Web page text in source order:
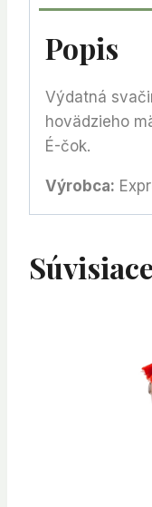
Popis
Výdatná
hovädzieho
É-čok.
Výrobca: